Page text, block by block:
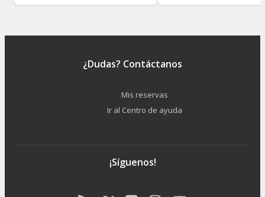
¿Dudas? Contáctanos
Mis reservas
Ir al Centro de ayuda
¡Síguenos!